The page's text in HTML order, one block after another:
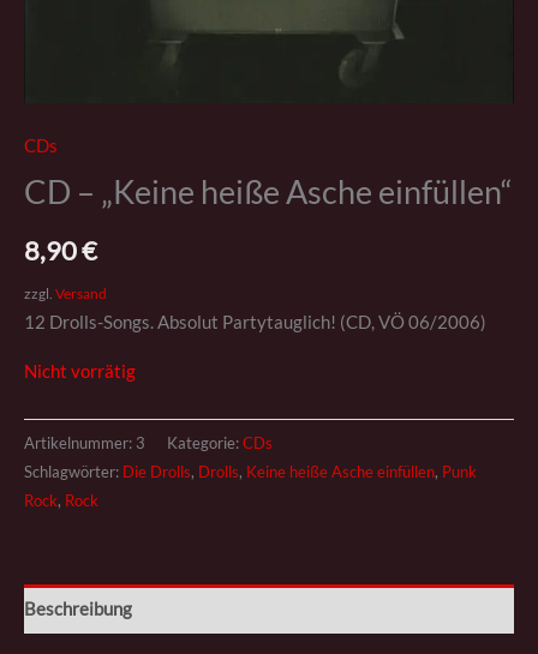
CDs
CD – „Keine heiße Asche einfüllen“
8,90€
zzgl. Versand
12 Drolls-Songs. Absolut Partytauglich! (CD, VÖ 06/2006)
Nicht vorrätig
Artikelnummer: 3 Kategorie:CDs
Schlagwörter: Die Drolls, Drolls, Keine heiße Asche einfüllen, Punk
Rock, Rock
Beschreibung